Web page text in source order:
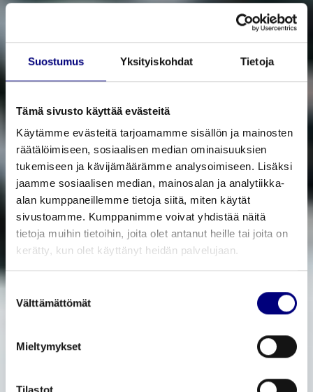
Suostumus Yksityiskohdat Tietoja
Tämä sivusto käyttää evästeitä
Käytämme evästeitä tarjoamamme sisällön ja mainosten
räätälöimiseen, sosiaalisen median ominaisuuksien
tukemiseen ja kävijämäärämme analysoimiseen. Lisäksi
jaamme sosiaalisen median, mainosalan ja analytiikka-
alan kumppaneillemme tietoja siitä, miten käytät
sivustoamme. Kumppanimme voivat yhdistää näitä
tietoja muihin tietoihin, joita olet antanut heille tai joita on
kerätty, kun olet käyttänyt heidän palvelujaan.
Suostumuksen
valinta
Välttämättömät
Mieltymykset
Tilastot